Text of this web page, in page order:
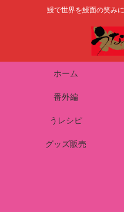
鰻で世界を鰻面の笑み
ホーム
番外編
うレシピ
グッズ販売